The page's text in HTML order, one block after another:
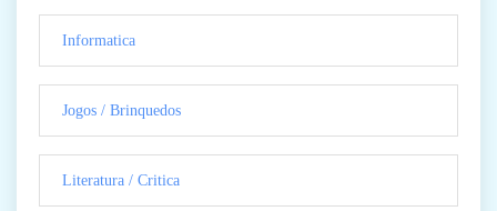
Informatica
Jogos / Brinquedos
Literatura / Critica